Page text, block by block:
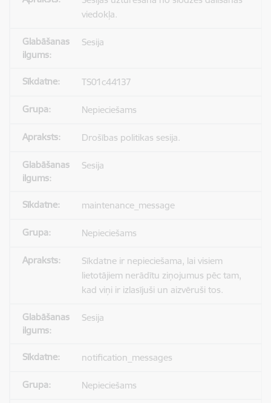
viedokļa.
Sesija
TS01c44137
Nepieciešams
Drošības politikas sesija.
Sesija
maintenance_message
Nepieciešams
Sīkdatne ir nepieciešama, lai visiem
lietotājiem nerādītu ziņojumus pēc tam,
kad viņi ir izlasījuši un aizvēruši tos.
Sesija
notification_messages
Nepieciešams